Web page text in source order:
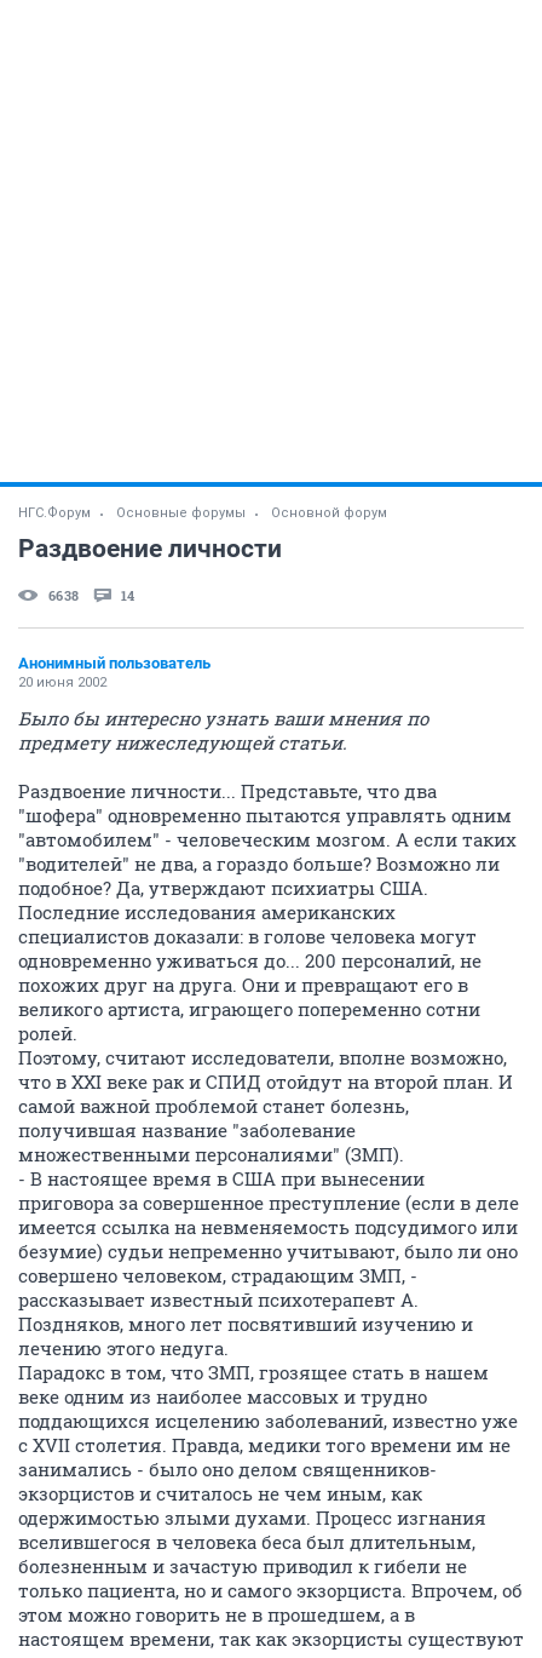
НГС.Форум Основные форумы Основной форум
Раздвоение личности
6638 14
Анонимный пользователь
20 июня 2002
Было бы интересно узнать ваши мнения по
предмету нижеследующей статьи.
Раздвоение личности... Представьте, что два
"шофера" одновременно пытаются управлять одним
"автомобилем" - человеческим мозгом. А если таких
"водителей" не два, а гораздо больше? Возможно ли
подобное? Да, утверждают психиатры США.
Последние исследования американских
специалистов доказали: в голове человека могут
одновременно уживаться до... 200 персоналий, не
похожих друг на друга. Они и превращают его в
великого артиста, играющего попеременно сотни
ролей.
Поэтому, считают исследователи, вполне возможно,
что в XXI веке рак и СПИД отойдут на второй план. И
самой важной проблемой станет болезнь,
получившая название "заболевание
множественными персоналиями" (ЗМП).
- В настоящее время в США при вынесении
приговора за совершенное преступление (если в деле
имеется ссылка на невменяемость подсудимого или
безумие) судьи непременно учитывают, было ли оно
совершено человеком, страдающим ЗМП, -
рассказывает известный психотерапевт А.
Поздняков, много лет посвятивший изучению и
лечению этого недуга.
Парадокс в том, что ЗМП, грозящее стать в нашем
веке одним из наиболее массовых и трудно
поддающихся исцелению заболеваний, известно уже
с XVII столетия. Правда, медики того времени им не
занимались - было оно делом священников-
экзорцистов и считалось не чем иным, как
одержимостью злыми духами. Процесс изгнания
вселившегося в человека беса был длительным,
болезненным и зачастую приводил к гибели не
только пациента, но и самого экзорциста. Впрочем, об
этом можно говорить не в прошедшем, а в
настоящем времени, так как экзорцисты существуют